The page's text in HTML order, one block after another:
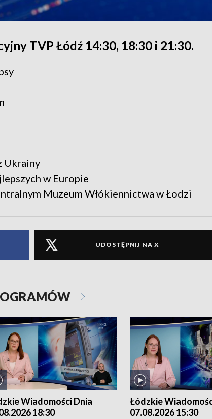
TVP Łódź 14:30, 18:30 i 21:30.
Ukrainy
w Europie
Muzeum Włókiennictwa w Łodzi
UDOSTĘPNIJ NA X
Wiadomości Dnia
18:30
Łódzkie
07.08.2026 15:30